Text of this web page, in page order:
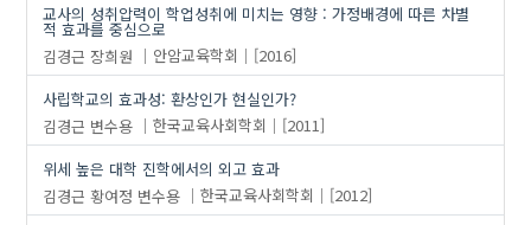
교사의 성취압력이 학업성취에 미치는 영향 : 가정배경에 따른 차별
적 효과를 중심으로
김경근 장희원 안암교육학회
[2016]
사립학교의 효과성: 환상인가 현실인가?
김경근 변수용 한국교육사회학회
[2011]
위세 높은 대학 진학에서의 외고 효과
김경근 황여정 변수용 한국교육사회학회
[2012]